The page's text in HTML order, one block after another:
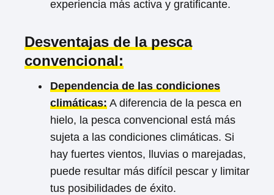
experiencia más activa y gratificante.
Desventajas de la pesca
convencional:
Dependencia de las condiciones
climáticas: A diferencia de la pesca en
hielo, la pesca convencional está más
sujeta a las condiciones climáticas. Si
hay fuertes vientos, lluvias o marejadas,
puede resultar más difícil pescar y limitar
tus posibilidades de éxito.